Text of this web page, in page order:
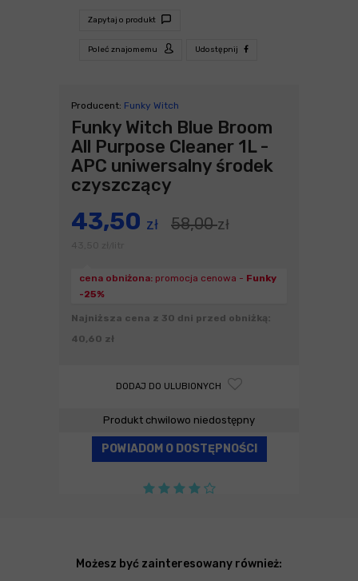
Zapytaj o produkt
Poleć znajomemu Udostępnij
Producent: Funky Witch
Funky Witch Blue Broom
All Purpose Cleaner 1L -
APC uniwersalny środek
czyszczący
43,50 zł 58,00zł
cena obniżona: promocja cenowa - Funky
-25%
Najniższa cena z 30 dni przed obniżką:
40,60 zł
DODAJ DO ULUBIONYCH
Produkt chwilowo niedostępny
POWIADOM O DOSTĘPNOŚCI
Możesz być zainteresowany również: